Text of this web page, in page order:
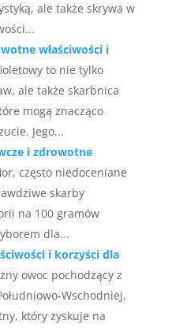
ale także skrywa w
właściwości i
to nie tylko
ale także skarbnica
mogą znacząco
Jego...
i zdrowotne
często niedoceniane
skarby
na 100 gramów
dla...
i korzyści dla
owoc pochodzący z
Wschodniej,
który zyskuje na